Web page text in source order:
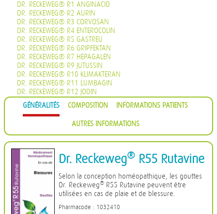
DR. RECKEWEG® R1 ANGINACID
DR. RECKEWEG® R2 AURIN
DR. RECKEWEG® R3 CORVOSAN
DR. RECKEWEG® R4 ENTEROCOLIN
DR. RECKEWEG® R5 GASTREU
DR. RECKEWEG® R6 GRIPFEKTAN
DR. RECKEWEG® R7 HEPAGALEN
DR. RECKEWEG® R9 JUTUSSIN
DR. RECKEWEG® R10 KLIMAKTERAN
DR. RECKEWEG® R11 LUMBAGIN
DR. RECKEWEG® R12 JODIN
DR. RECKEWEG® R13 PROHÄMORRHIN
DR. RECKEWEG® R14 QUIETA
DR. RECKEWEG® R16 CIMISAN
DR. RECKEWEG® R17 SCROPHULARIA NOD COMP.
DR. RECKEWEG® R18 CYSTOPHYLIN
DR. RECKEWEG® R19 EUGLANDIN-M
DR. RECKEWEG® R20 EUGLANDIN-F
DR. RECKEWEG® R22 NAJASTHEN
DR. RECKEWEG® R23 NOSODERM
DR. RECKEWEG® R24 PLEURASIN
DR. RECKEWEG® R25 PROSTATAN
DR. RECKEWEG® R26 REMISIN
DR. RECKEWEG® R27 RENOCALCIN
GÉNÉRALITÉS COMPOSITION INFORMATIONS PATIENTS
AUTRES INFORMATIONS
Dr. Reckeweg® R55 Rutavine
Selon la conception homéopathique, les gouttes
Dr. Reckeweg® R55 Rutavine peuvent être
utilisées en cas de plaie et de blessure.
Pharmacode : 1032410